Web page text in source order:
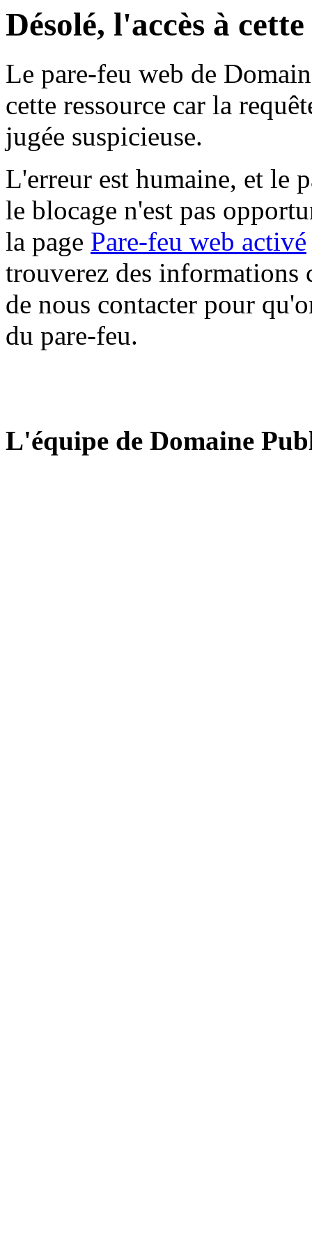
Désolé, l'accès à
Le pare-feu web de
cette ressource car la
jugée suspicieuse.
L'erreur est humaine, et le
le blocage n'est pas
la page Pare-feu web activé
trouverez des informations
de nous contacter pour
du pare-feu.
L'équipe de Domaine